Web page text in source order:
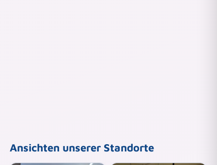
Ansichten unserer Standorte